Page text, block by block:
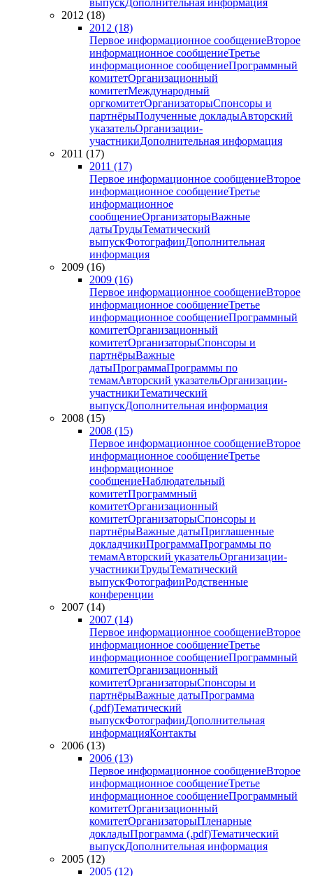
выпускДополнительная информация
2012 (18)
2012 (18)
Первое информационное сообщениеВторое
информационное сообщениеТретье
информационное сообщениеПрограммный
комитетОрганизационный
комитетМеждународный
оргкомитетОрганизаторыСпонсоры и
партнёрыПолученные докладыАвторский
указательОрганизации-
участникиДополнительная информация
2011 (17)
2011 (17)
Первое информационное сообщениеВторое
информационное сообщениеТретье
информационное
сообщениеОрганизаторыВажные
датыТрудыТематический
выпускФотографииДополнительная
информация
2009 (16)
2009 (16)
Первое информационное сообщениеВторое
информационное сообщениеТретье
информационное сообщениеПрограммный
комитетОрганизационный
комитетОрганизаторыСпонсоры и
партнёрыВажные
датыПрограммаПрограммы по
темамАвторский указательОрганизации-
участникиТематический
выпускДополнительная информация
2008 (15)
2008 (15)
Первое информационное сообщениеВторое
информационное сообщениеТретье
информационное
сообщениеНаблюдательный
комитетПрограммный
комитетОрганизационный
комитетОрганизаторыСпонсоры и
партнёрыВажные датыПриглашенные
докладчикиПрограммаПрограммы по
темамАвторский указательОрганизации-
участникиТрудыТематический
выпускФотографииРодственные
конференции
2007 (14)
2007 (14)
Первое информационное сообщениеВторое
информационное сообщениеТретье
информационное сообщениеПрограммный
комитетОрганизационный
комитетОрганизаторыСпонсоры и
партнёрыВажные датыПрограмма
(.pdf)Тематический
выпускФотографииДополнительная
информацияКонтакты
2006 (13)
2006 (13)
Первое информационное сообщениеВторое
информационное сообщениеТретье
информационное сообщениеПрограммный
комитетОрганизационный
комитетОрганизаторыПленарные
докладыПрограмма (.pdf)Тематический
выпускДополнительная информация
2005 (12)
2005 (12)